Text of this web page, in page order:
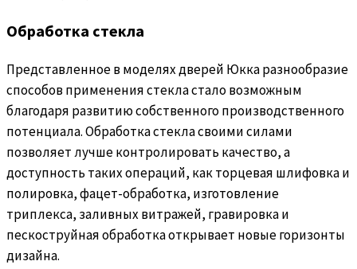
Обработка стекла
Представленное в моделях дверей Юкка разнообразие
способов применения стекла стало возможным
благодаря развитию собственного производственного
потенциала. Обработка стекла своими силами
позволяет лучше контролировать качество, а
доступность таких операций, как торцевая шлифовка и
полировка, фацет-обработка, изготовление
триплекса, заливных витражей, гравировка и
пескоструйная обработка открывает новые горизонты
дизайна.